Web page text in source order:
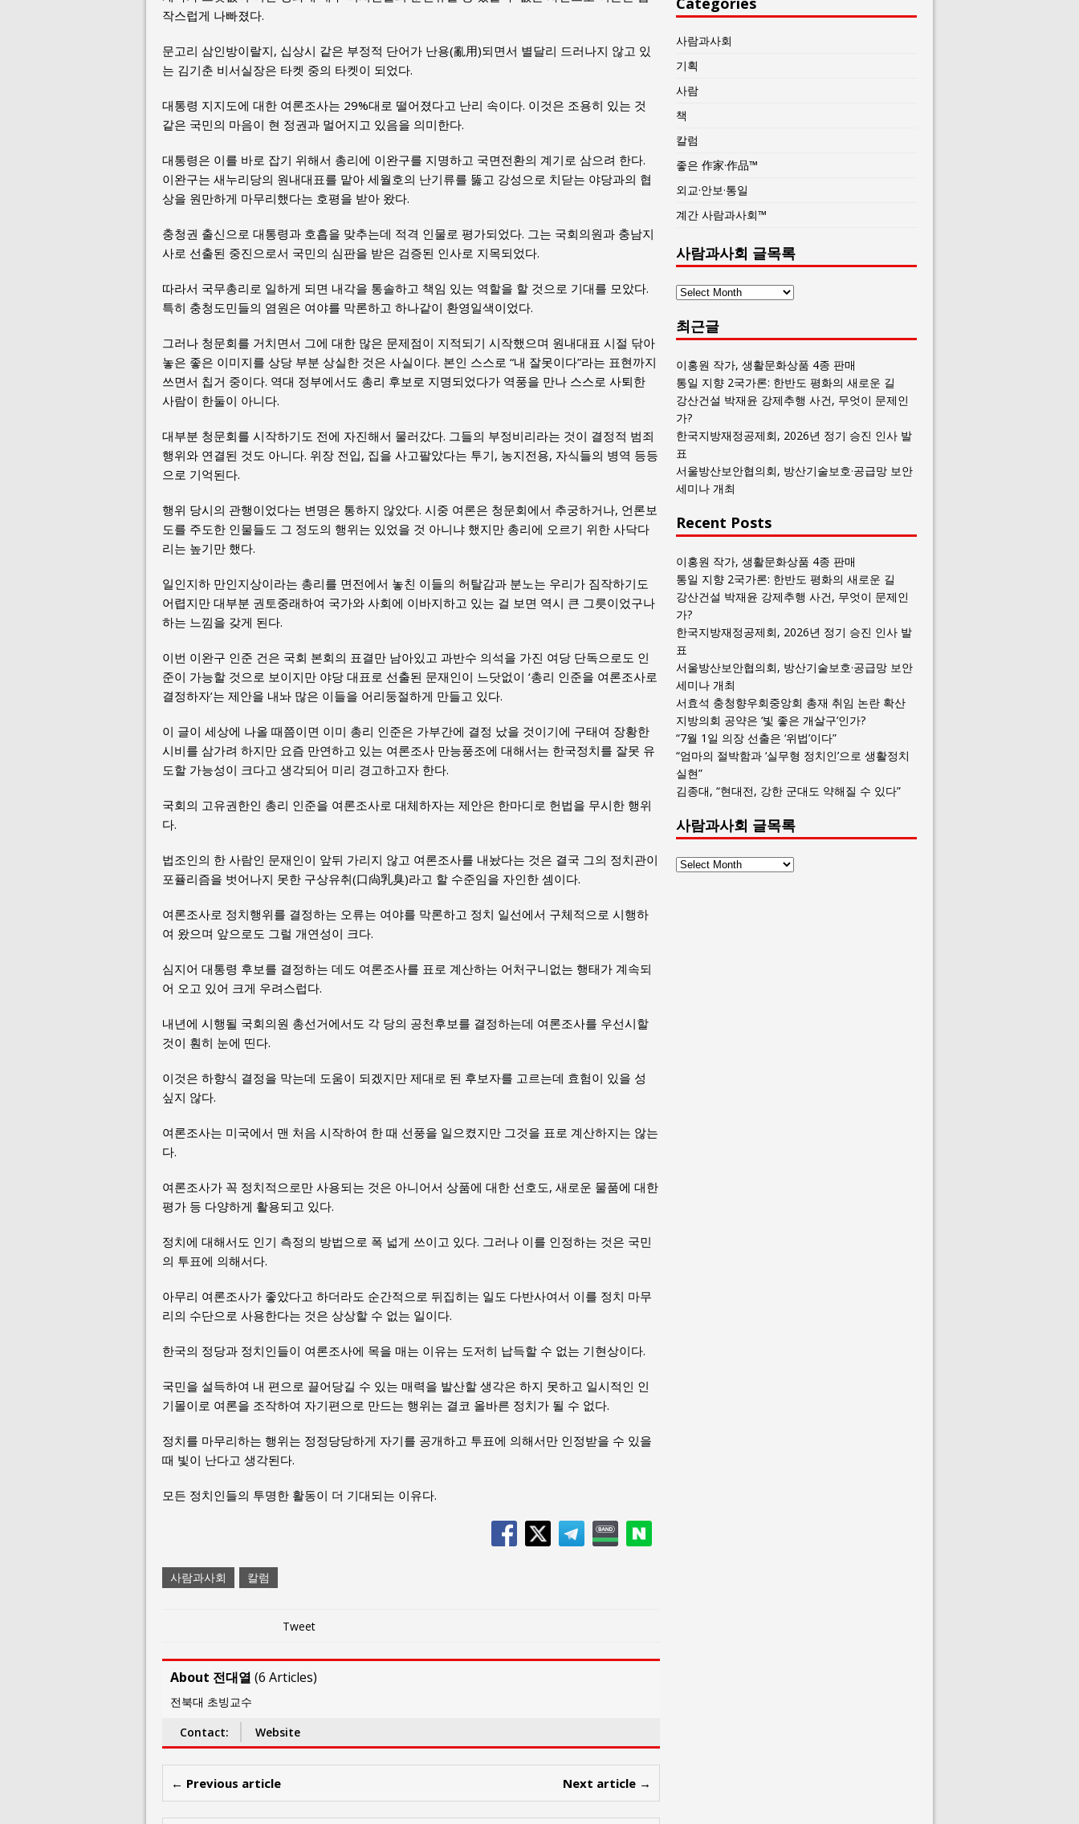
작스럽게 나빠졌다.
문고리 삼인방이랄지, 십상시 같은 부정적 단어가 난용(亂用)되면서 별달리 드러나지 않고 있
는 김기춘 비서실장은 타켓 중의 타켓이 되었다.
대통령 지지도에 대한 여론조사는 29%대로 떨어졌다고 난리 속이다. 이것은 조용히 있는 것
같은 국민의 마음이 현 정권과 멀어지고 있음을 의미한다.
대통령은 이를 바로 잡기 위해서 총리에 이완구를 지명하고 국면전환의 계기로 삼으려 한다.
이완구는 새누리당의 원내대표를 맡아 세월호의 난기류를 뚫고 강성으로 치닫는 야당과의 협
상을 원만하게 마무리했다는 호평을 받아 왔다.
충청권 출신으로 대통령과 호흡을 맞추는데 적격 인물로 평가되었다. 그는 국회의원과 충남지
사로 선출된 중진으로서 국민의 심판을 받은 검증된 인사로 지목되었다.
따라서 국무총리로 일하게 되면 내각을 통솔하고 책임 있는 역할을 할 것으로 기대를 모았다.
특히 충청도민들의 염원은 여야를 막론하고 하나같이 환영일색이었다.
그러나 청문회를 거치면서 그에 대한 많은 문제점이 지적되기 시작했으며 원내대표 시절 닦아
놓은 좋은 이미지를 상당 부분 상실한 것은 사실이다. 본인 스스로 “내 잘못이다”라는 표현까지
쓰면서 칩거 중이다. 역대 정부에서도 총리 후보로 지명되었다가 역풍을 만나 스스로 사퇴한
사람이 한둘이 아니다.
대부분 청문회를 시작하기도 전에 자진해서 물러갔다. 그들의 부정비리라는 것이 결정적 범죄
행위와 연결된 것도 아니다. 위장 전입, 집을 사고팔았다는 투기, 농지전용, 자식들의 병역 등등
으로 기억된다.
행위 당시의 관행이었다는 변명은 통하지 않았다. 시중 여론은 청문회에서 추궁하거나, 언론보
도를 주도한 인물들도 그 정도의 행위는 있었을 것 아니냐 했지만 총리에 오르기 위한 사닥다
리는 높기만 했다.
일인지하 만인지상이라는 총리를 면전에서 놓친 이들의 허탈감과 분노는 우리가 짐작하기도
어렵지만 대부분 권토중래하여 국가와 사회에 이바지하고 있는 걸 보면 역시 큰 그릇이었구나
하는 느낌을 갖게 된다.
이번 이완구 인준 건은 국회 본회의 표결만 남아있고 과반수 의석을 가진 여당 단독으로도 인
준이 가능할 것으로 보이지만 야당 대표로 선출된 문재인이 느닷없이 ‘총리 인준을 여론조사로
결정하자’는 제안을 내놔 많은 이들을 어리둥절하게 만들고 있다.
이 글이 세상에 나올 때쯤이면 이미 총리 인준은 가부간에 결정 났을 것이기에 구태여 장황한
시비를 삼가려 하지만 요즘 만연하고 있는 여론조사 만능풍조에 대해서는 한국정치를 잘못 유
도할 가능성이 크다고 생각되어 미리 경고하고자 한다.
국회의 고유권한인 총리 인준을 여론조사로 대체하자는 제안은 한마디로 헌법을 무시한 행위
다.
법조인의 한 사람인 문재인이 앞뒤 가리지 않고 여론조사를 내놨다는 것은 결국 그의 정치관이
포퓰리즘을 벗어나지 못한 구상유취(口尙乳臭)라고 할 수준임을 자인한 셈이다.
여론조사로 정치행위를 결정하는 오류는 여야를 막론하고 정치 일선에서 구체적으로 시행하
여 왔으며 앞으로도 그럴 개연성이 크다.
심지어 대통령 후보를 결정하는 데도 여론조사를 표로 계산하는 어처구니없는 행태가 계속되
어 오고 있어 크게 우려스럽다.
내년에 시행될 국회의원 총선거에서도 각 당의 공천후보를 결정하는데 여론조사를 우선시할
것이 훤히 눈에 띤다.
이것은 하향식 결정을 막는데 도움이 되겠지만 제대로 된 후보자를 고르는데 효험이 있을 성
싶지 않다.
여론조사는 미국에서 맨 처음 시작하여 한 때 선풍을 일으켰지만 그것을 표로 계산하지는 않는
다.
여론조사가 꼭 정치적으로만 사용되는 것은 아니어서 상품에 대한 선호도, 새로운 물품에 대한
평가 등 다양하게 활용되고 있다.
정치에 대해서도 인기 측정의 방법으로 폭 넓게 쓰이고 있다. 그러나 이를 인정하는 것은 국민
의 투표에 의해서다.
아무리 여론조사가 좋았다고 하더라도 순간적으로 뒤집히는 일도 다반사여서 이를 정치 마무
리의 수단으로 사용한다는 것은 상상할 수 없는 일이다.
한국의 정당과 정치인들이 여론조사에 목을 매는 이유는 도저히 납득할 수 없는 기현상이다.
국민을 설득하여 내 편으로 끌어당길 수 있는 매력을 발산할 생각은 하지 못하고 일시적인 인
기몰이로 여론을 조작하여 자기편으로 만드는 행위는 결코 올바른 정치가 될 수 없다.
정치를 마무리하는 행위는 정정당당하게 자기를 공개하고 투표에 의해서만 인정받을 수 있을
때 빛이 난다고 생각된다.
모든 정치인들의 투명한 활동이 더 기대되는 이유다.
사람과사회 칼럼
Tweet
About 전대열 (6 Articles)
전북대 초빙교수
Contact:
Website
← Previous article Next article →
윤아르떼
윤아르떼
사람과사회
기획
사람
책
칼럼
좋은 作家·作品™
외교·안보·통일
계간 사람과사회™
사람과사회 글목록
사
과
사
회
글
목
록
최근글
이홍원 작가, 생활문화상품 4종 판매
통일 지향 2국가론: 한반도 평화의 새로운 길
강산건설 박재윤 강제추행 사건, 무엇이 문제인
가?
한국지방재정공제회, 2026년 정기 승진 인사 발
표
서울방산보안협의회, 방산기술보호·공급망 보안
세미나 개최
Recent Posts
이홍원 작가, 생활문화상품 4종 판매
통일 지향 2국가론: 한반도 평화의 새로운 길
강산건설 박재윤 강제추행 사건, 무엇이 문제인
가?
한국지방재정공제회, 2026년 정기 승진 인사 발
표
서울방산보안협의회, 방산기술보호·공급망 보안
세미나 개최
서효석 충청향우회중앙회 총재 취임 논란 확산
지방의회 공약은 ‘빛 좋은 개살구’인가?
“7월 1일 의장 선출은 ‘위법’이다”
“엄마의 절박함과 ‘실무형 정치인’으로 생활정치
실현”
김종대, “현대전, 강한 군대도 약해질 수 있다”
사람과사회 글목록
사